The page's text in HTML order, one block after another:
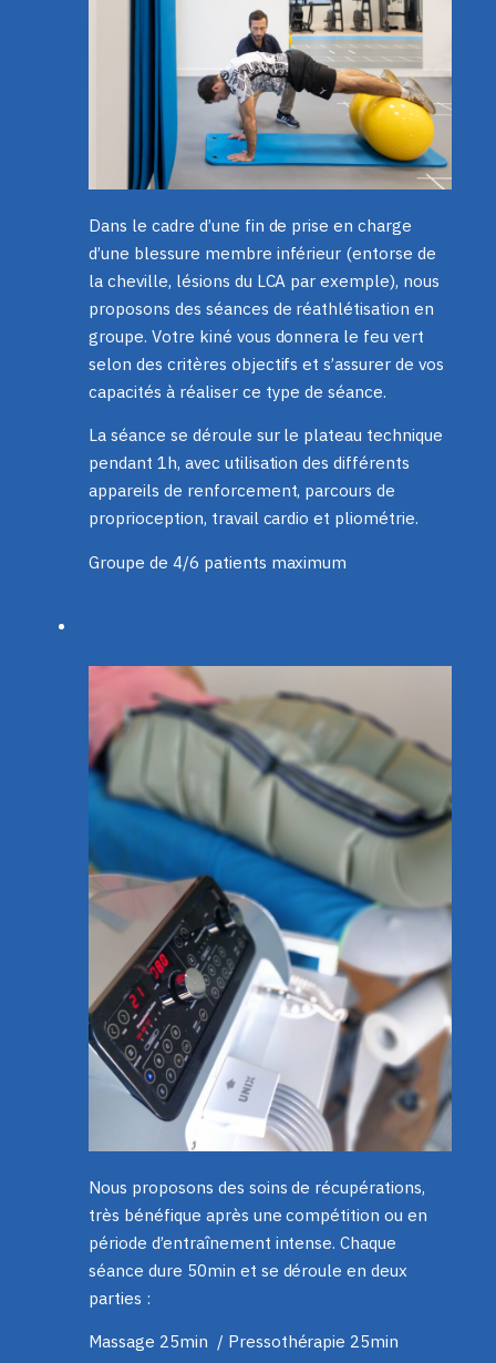
Dans le cadre d’une fin de prise en charge
d’une blessure membre inférieur (entorse de
la cheville, lésions du LCA par exemple), nous
proposons des séances de réathlétisation en
groupe. Votre kiné vous donnera le feu vert
selon des critères objectifs et s’assurer de vos
capacités à réaliser ce type de séance.
La séance se déroule sur le plateau technique
pendant 1h, avec utilisation des différents
appareils de renforcement, parcours de
proprioception, travail cardio et pliométrie.
Groupe de 4/6 patients maximum
Nous proposons des soins de récupérations,
très bénéfique après une compétition ou en
période d’entraînement intense. Chaque
séance dure 50min et se déroule en deux
parties :
Massage 25min / Pressothérapie 25min